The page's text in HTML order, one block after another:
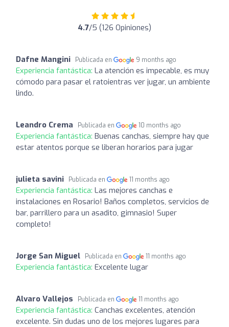
4.7/5 (126 Opiniones)
Dafne Mangini Publicada en 9 months ago
Experiencia fantástica: La atención es impecable, es muy
cómodo para pasar el ratoientras ver jugar, un ambiente
lindo.
Leandro Crema Publicada en 10 months ago
Experiencia fantástica: Buenas canchas, siempre hay que
estar atentos porque se liberan horarios para jugar
julieta savini Publicada en 11 months ago
Experiencia fantástica: Las mejores canchas e
instalaciones en Rosario! Baños completos, servicios de
bar, parrillero para un asadito, gimnasio! Super
completo!
Jorge San Miguel Publicada en 11 months ago
Experiencia fantástica: Excelente lugar
Alvaro Vallejos Publicada en 11 months ago
Experiencia fantástica: Canchas excelentes, atención
excelente. Sin dudas uno de los mejores lugares para